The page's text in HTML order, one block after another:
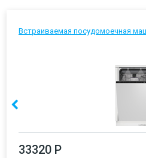
Встраиваемая посудомоечная
33320 Р